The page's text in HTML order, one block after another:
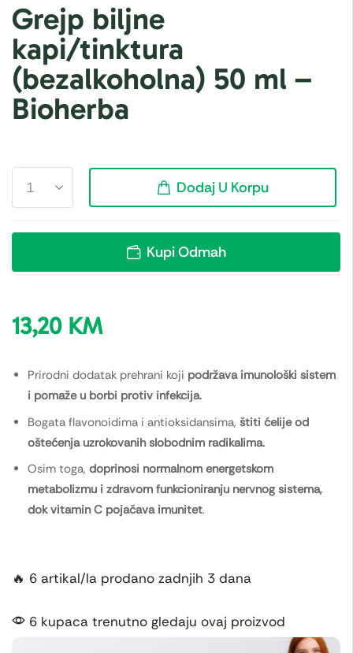
Grejp biljne
kapi/tinktura
(bezalkoholna) 50 ml –
Bioherba
Dodaj U Korpu
Kupi Odmah
13,20 KM
Prirodni dodatak prehrani koji podržava imunološki sistem
i pomaže u borbi protiv infekcija.
Bogata flavonoidima i antioksidansima, štiti ćelije od
oštećenja uzrokovanih slobodnim radikalima.
Osim toga, doprinosi normalnom energetskom
metabolizmu i zdravom funkcioniranju nervnog sistema,
dok vitamin C pojačava imunitet.
🔥 6 artikal/la prodano zadnjih 3 dana
6 kupaca trenutno gledaju ovaj proizvod